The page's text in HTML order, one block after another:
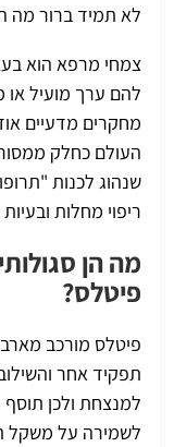
לא תמיד ברור מה
צמחי מרפא הוא
להם ערך מועיל
מחקרים מדעיים
העולם כחלק
שנהוג לכנות
ריפוי מחלות
מה הן
פיטלס?
פיטלס מורכב
תפקיד אחר
למנצחת ולכן תוסף
לשמירה על משקל